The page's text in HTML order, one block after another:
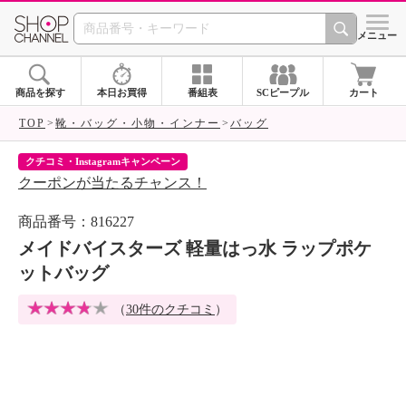
SHOP CHANNEL シメニュー
商品を探す 本日お買得 番組表 SCピープル カート
TOP 靴・バッグ・小物・インナー バッグ
クチコミ・Instagramキャンペーン
クーポンが当たるチャンス！
商品番号：816227
メイドバイスターズ 軽量はっ水 ラップポケ
ットバッグ
（30件のクチコミ ）